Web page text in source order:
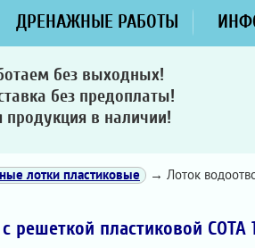
ДРЕНАЖНЫЕ РАБОТЫ
без выходных!
без предоплаты!
продукция в наличии!
лотки пластиковые
→ Лоток
пластиковой СОТА